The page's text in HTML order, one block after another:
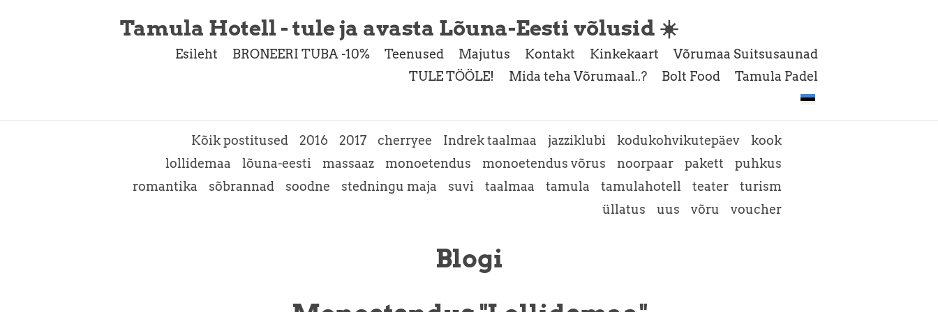
Tamula Hotell - tule ja avasta Lõuna-Eesti võlusid ☀️
Esileht BRONEERI TUBA -10% Teenused Majutus Kontakt Kinkekaart
Võrumaa Suitsusaunad
TULE TÖÖLE!
Mida teha Võrumaal..? Bolt Food Tamula Padel
Kõik postitused 2016 2017 cherryee Indrek taalmaa jazziklubi kodukohvikutepäev
kook
lollidemaa
lõuna-eesti massaaz monoetendus monoetendus võrus noorpaar pakett
puhkus
romantika
sõbrannad soodne stedningu maja suvi taalmaa tamula tamulahotell teater
turism
üllatus
uus võru voucher
Blogi